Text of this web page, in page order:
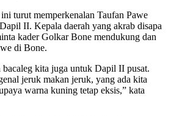
turut memperkenalan Taufan Pawe
II. Kepala daerah yang akrab disapa
kader Golkar Bone mendukung dan
di Bone.
bacaleg kita juga untuk Dapil II pusat.
jeruk makan jeruk, yang ada kita
warna kuning tetap eksis,” kata